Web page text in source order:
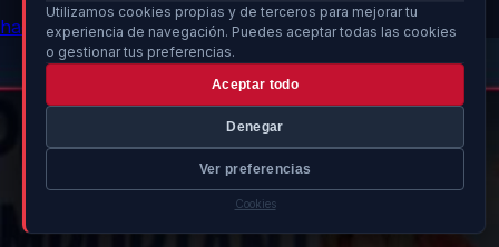
Utilizamos cookies propias y de terceros para mejorar tu
experiencia de navegación. Puedes aceptar todas las cookies
o gestionar tus preferencias.
Aceptar todo
Denegar
Ver preferencias
Cookies
hace 22h